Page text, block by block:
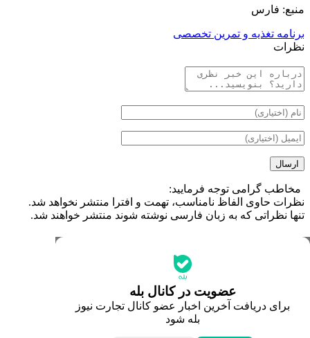
عضویت در کانال بله
برای دریافت آخرین اخبار عضو کانال تجارت نیوز
بله شود
جدیدترین قیمت‌ها
قیمت درهم امارات